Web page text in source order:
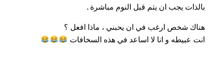
بالذات يجب ان يتم قبل النوم مباشرة .
هناك شخص ارغب في ان يحبني ، ماذا افعل ؟
انت عبيطه و انا لا اساعد في هذه السخافات